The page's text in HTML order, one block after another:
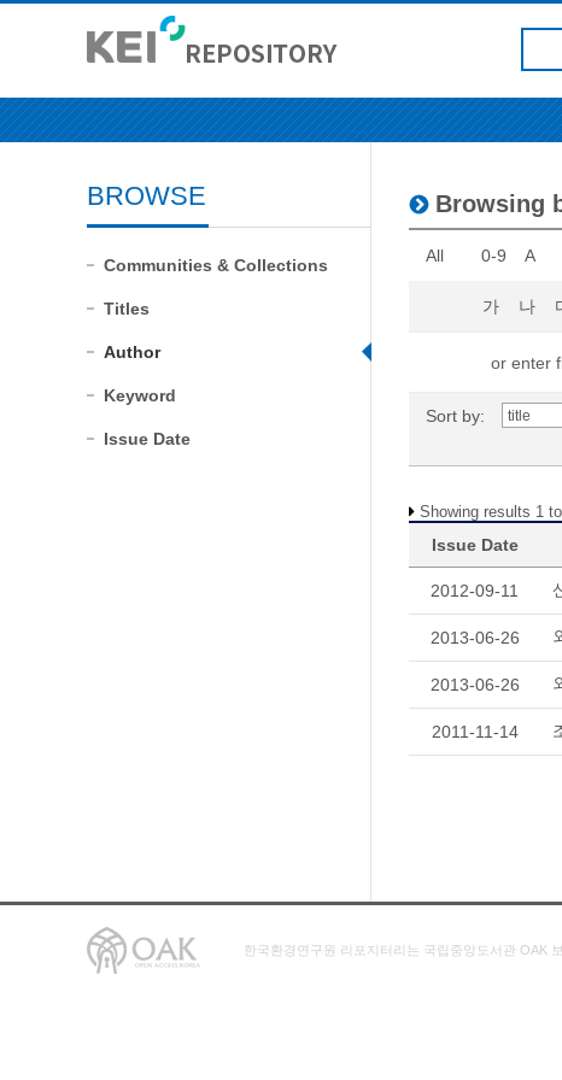
BROWSE
Communities & Collections
Titles
Author
Keyword
Issue Date
Browsing
All 0-9 A
가 나
or enter
Sort by:
Showing results 1
Issue Date
2012-09-11
2013-06-26
2013-06-26
2011-11-14
한국환경연구원 리포지터리는 국립중앙도서관 OAK